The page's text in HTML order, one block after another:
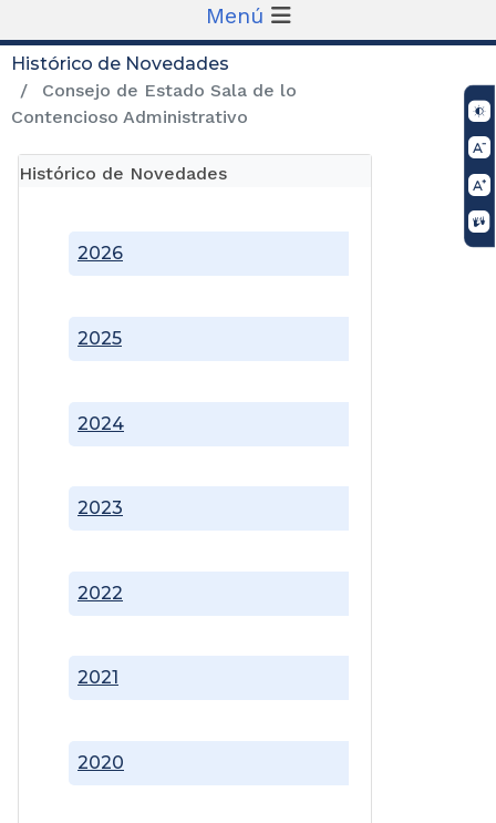
Menú
Histórico de Novedades
Consejo de Estado Sala de lo
Contencioso Administrativo
Histórico de Novedades
2020
2021
2022
2023
2024
2025
2026